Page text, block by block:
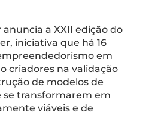
a XXII edição do
iniciativa que há 16
em
criadores na validação
de modelos de
se transformarem em
viáveis e de